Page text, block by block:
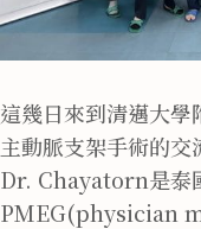
這幾日來到清邁大
主動脈支架手術的交
Dr. Chayatorn是泰
PMEG(physician